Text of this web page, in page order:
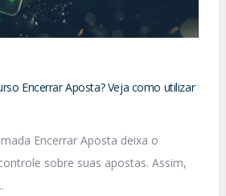
Encerrar Aposta? Veja como utilizar
Encerrar Aposta deixa o
sobre suas apostas. Assim,